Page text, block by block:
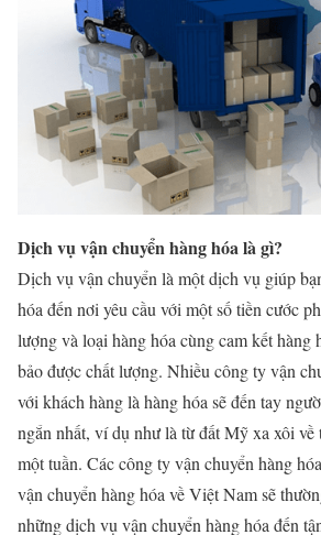
Dịch vụ vận chuyển hàng hóa là gì?
Dịch vụ vận chuyển là một dịch vụ giúp
hóa đến nơi yêu cầu với một số tiền cước
lượng và loại hàng hóa cùng cam kết hàng
bảo được chất lượng. Nhiều công ty vận
với khách hàng là hàng hóa sẽ đến tay
ngắn nhất, ví dụ như là từ đất Mỹ xa xôi
một tuần. Các công ty vận chuyển hàng
vận chuyển hàng hóa về Việt Nam sẽ
những dịch vụ vận chuyển hàng hóa đến